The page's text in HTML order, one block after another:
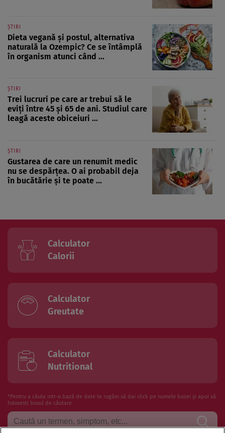
ȘTIRI
Dieta vegană și postul, alternativa
naturală la Ozempic? Ce se întâmplă
în organism atunci când ...
ȘTIRI
Trei lucruri pe care ar trebui să le
eviți între 45 și 65 de ani. Studiul care
leagă aceste obiceiuri ...
ȘTIRI
Gustarea de care un renumit medic
nu se despărțea. O ai probabil deja
în bucătărie și te poate ...
Calculator
Calorii
Calculator
Greutate
Calculator
Nutritional
*Pentru a căuta intr-o bază de date te rugăm să dai click pe numele bazei și apoi să
folosesti boxul de căutare